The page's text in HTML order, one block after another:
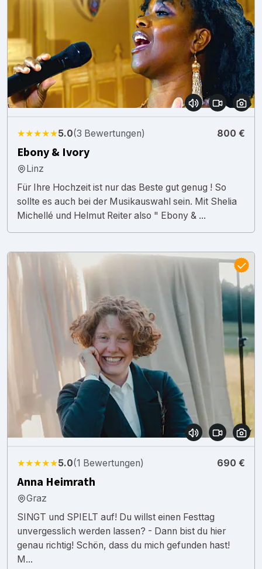
★★★★★5.0(3 Bewertungen) 800 €
Ebony & Ivory
Linz
Für Ihre Hochzeit ist nur das Beste gut genug ! So
sollte es auch bei der Musikauswahl sein. Mit Shelia
Michellé und Helmut Reiter also " Ebony & ...
★★★★★5.0(1 Bewertungen) 690 €
Anna Heimrath
Graz
SINGT und SPIELT auf! Du willst einen Festtag
unvergesslich werden lassen? - Dann bist du hier
genau richtig! Schön, dass du mich gefunden hast!
M...